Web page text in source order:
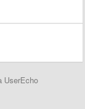
UserEcho